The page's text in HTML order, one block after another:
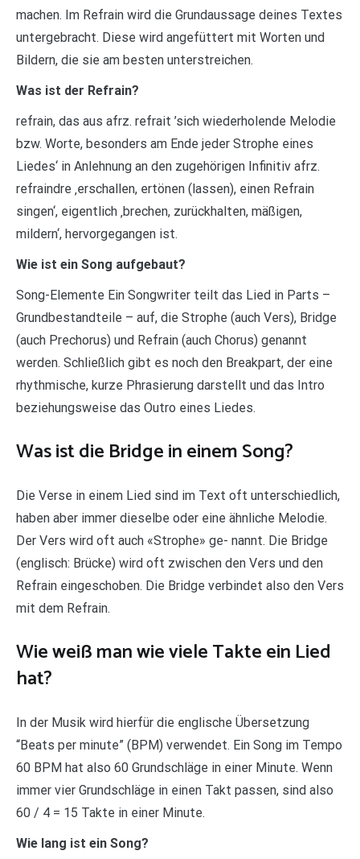
machen. Im Refrain wird die Grundaussage deines Textes
untergebracht. Diese wird angefüttert mit Worten und
Bildern, die sie am besten unterstreichen.
Was ist der Refrain?
refrain, das aus afrz. refrait ’sich wiederholende Melodie
bzw. Worte, besonders am Ende jeder Strophe eines
Liedes‘ in Anlehnung an den zugehörigen Infinitiv afrz.
refraindre ‚erschallen, ertönen (lassen), einen Refrain
singen‘, eigentlich ‚brechen, zurückhalten, mäßigen,
mildern‘, hervorgegangen ist.
Wie ist ein Song aufgebaut?
Song-Elemente Ein Songwriter teilt das Lied in Parts –
Grundbestandteile – auf, die Strophe (auch Vers), Bridge
(auch Prechorus) und Refrain (auch Chorus) genannt
werden. Schließlich gibt es noch den Breakpart, der eine
rhythmische, kurze Phrasierung darstellt und das Intro
beziehungsweise das Outro eines Liedes.
Was ist die Bridge in einem Song?
Die Verse in einem Lied sind im Text oft unterschiedlich,
haben aber immer dieselbe oder eine ähnliche Melodie.
Der Vers wird oft auch «Strophe» ge- nannt. Die Bridge
(englisch: Brücke) wird oft zwischen den Vers und den
Refrain eingeschoben. Die Bridge verbindet also den Vers
mit dem Refrain.
Wie weiß man wie viele Takte ein Lied
hat?
In der Musik wird hierfür die englische Übersetzung
“Beats per minute” (BPM) verwendet. Ein Song im Tempo
60 BPM hat also 60 Grundschläge in einer Minute. Wenn
immer vier Grundschläge in einen Takt passen, sind also
60 / 4 = 15 Takte in einer Minute.
Wie lang ist ein Song?